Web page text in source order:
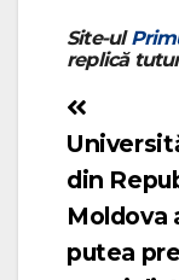
Site-ul
replică
Navigare
în
articole
din
Moldova
putea